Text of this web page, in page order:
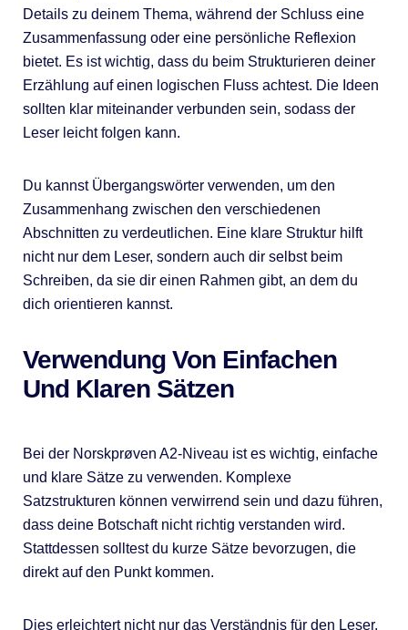
Details zu deinem Thema, während der Schluss eine
Zusammenfassung oder eine persönliche Reflexion
bietet. Es ist wichtig, dass du beim Strukturieren deiner
Erzählung auf einen logischen Fluss achtest. Die Ideen
sollten klar miteinander verbunden sein, sodass der
Leser leicht folgen kann.
Du kannst Übergangswörter verwenden, um den
Zusammenhang zwischen den verschiedenen
Abschnitten zu verdeutlichen. Eine klare Struktur hilft
nicht nur dem Leser, sondern auch dir selbst beim
Schreiben, da sie dir einen Rahmen gibt, an dem du
dich orientieren kannst.
Verwendung Von Einfachen
Und Klaren Sätzen
Bei der Norskprøven A2-Niveau ist es wichtig, einfache
und klare Sätze zu verwenden. Komplexe
Satzstrukturen können verwirrend sein und dazu führen,
dass deine Botschaft nicht richtig verstanden wird.
Stattdessen solltest du kurze Sätze bevorzugen, die
direkt auf den Punkt kommen.
Dies erleichtert nicht nur das Verständnis für den Leser,